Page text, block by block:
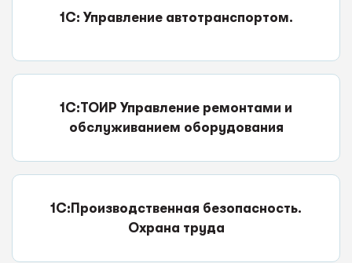
1С: Управление автотранспортом.
1С:ТОИР Управление ремонтами и
обслуживанием оборудования
1С:Производственная безопасность.
Охрана труда